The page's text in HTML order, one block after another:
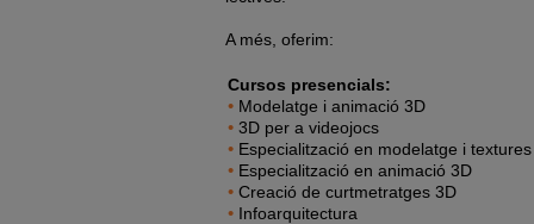
A més, oferim:
Cursos presencials:
• Modelatge i animació 3D
• 3D per a videojocs
• Especialització en modelatge i textures
• Especialització en animació 3D
• Creació de curtmetratges 3D
• Infoarquitectura